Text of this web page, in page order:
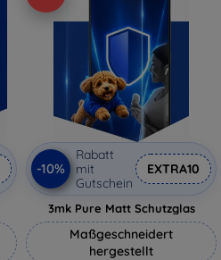
-10%
Rabatt
mit
Gutschein
EXTRA10
3mk Pure Matt Schutzglas
Maßgeschneidert
hergestellt